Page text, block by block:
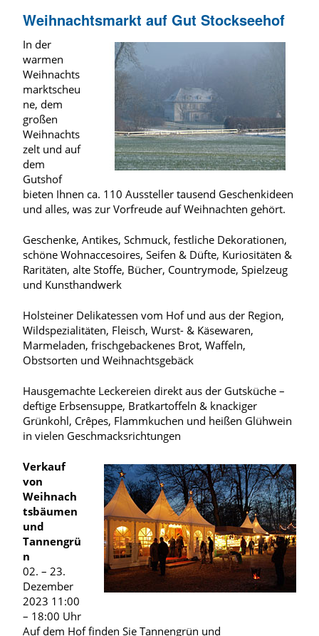
Weihnachtsmarkt auf Gut Stockseehof
In der
warmen
Weihnachts
marktscheu
ne, dem
großen
Weihnachts
zelt und auf
dem
Gutshof
bieten Ihnen ca. 110 Aussteller tausend Geschenkideen
und alles, was zur Vorfreude auf Weihnachten gehört.
Geschenke, Antikes, Schmuck, festliche Dekorationen,
schöne Wohnaccesoires, Seifen & Düfte, Kuriositäten &
Raritäten, alte Stoffe, Bücher, Countrymode, Spielzeug
und Kunsthandwerk
Holsteiner Delikatessen vom Hof und aus der Region,
Wildspezialitäten, Fleisch, Wurst- & Käsewaren,
Marmeladen, frischgebackenes Brot, Waffeln,
Obstsorten und Weihnachtsgebäck
Hausgemachte Leckereien direkt aus der Gutsküche –
deftige Erbsensuppe, Bratkartoffeln & knackiger
Grünkohl, Crêpes, Flammkuchen und heißen Glühwein
in vielen Geschmacksrichtungen
Verkauf
von
Weihnach
tsbäumen
und
Tannengrü
n
02. – 23.
Dezember
2023 11:00
– 18:00 Uhr
Auf dem Hof finden Sie Tannengrün und